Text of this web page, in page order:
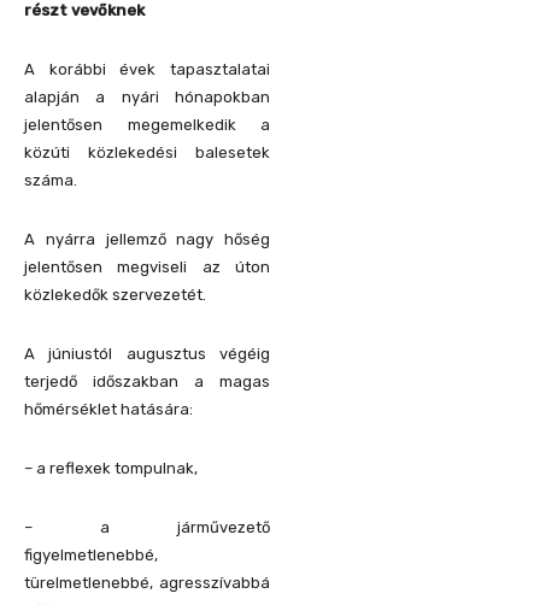
részt vevőknek
A korábbi évek tapasztalatai
alapján a nyári hónapokban
jelentősen megemelkedik a
közúti közlekedési balesetek
száma.
A nyárra jellemző nagy hőség
jelentősen megviseli az úton
közlekedők szervezetét.
A júniustól augusztus végéig
terjedő időszakban a magas
hőmérséklet hatására:
– a reflexek tompulnak,
– a járművezető
figyelmetlenebbé,
türelmetlenebbé, agresszívabbá